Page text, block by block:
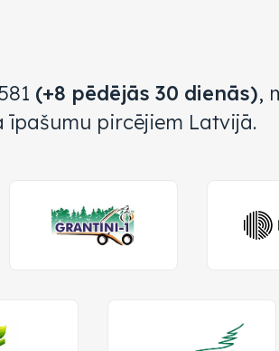
(+8 pēdējās 30 dienās),
īpašumu pircējiem Latvijā.